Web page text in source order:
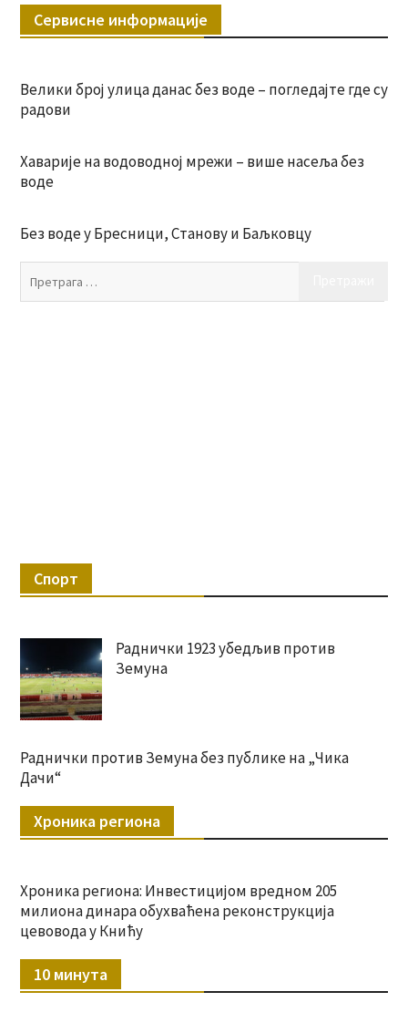
Сервисне информације
Велики број улица данас без воде – погледајте где су
радови
Хаварије на водоводној мрежи – више насеља без
воде
Без воде у Бресници, Станову и Баљковцу
Спорт
Раднички 1923 убедљив против
Земуна
Раднички против Земуна без публике на „Чика
Дачи“
Хроника региона
Хроника региона: Инвестицијом вредном 205
милиона динара обухваћена реконструкција
цевовода у Книћу
10 минута